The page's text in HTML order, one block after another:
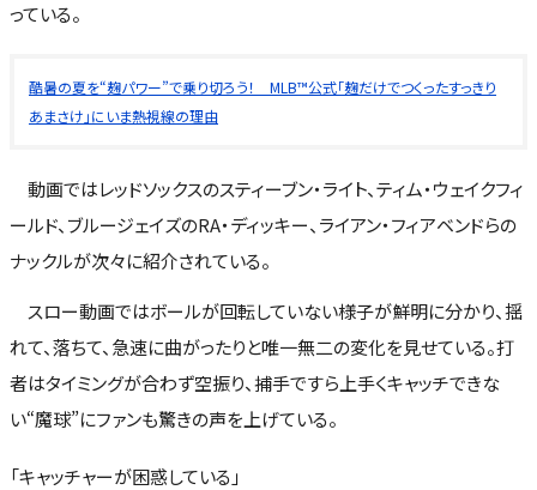
っている。
酷暑の夏を“麹パワー”で乗り切ろう！ MLB™公式「麹だけでつくったすっきり
あまさけ」にいま熱視線の理由
動画ではレッドソックスのスティーブン・ライト、ティム・ウェイクフィ
ールド、ブルージェイズのRA・ディッキー、ライアン・フィアベンドらの
ナックルが次々に紹介されている。
スロー動画ではボールが回転していない様子が鮮明に分かり、揺
れて、落ちて、急速に曲がったりと唯一無二の変化を見せている。打
者はタイミングが合わず空振り、捕手ですら上手くキャッチできな
い“魔球”にファンも驚きの声を上げている。
「キャッチャーが困惑している」